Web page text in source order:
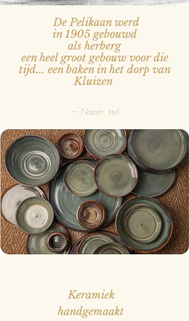
De Pelikaan werd
in 1905 gebouwd
als herberg
een heel groot gebouw voor die
tijd... een baken in het dorp van
Kluizen
— Naam, titel
Keramiek
handgemaakt